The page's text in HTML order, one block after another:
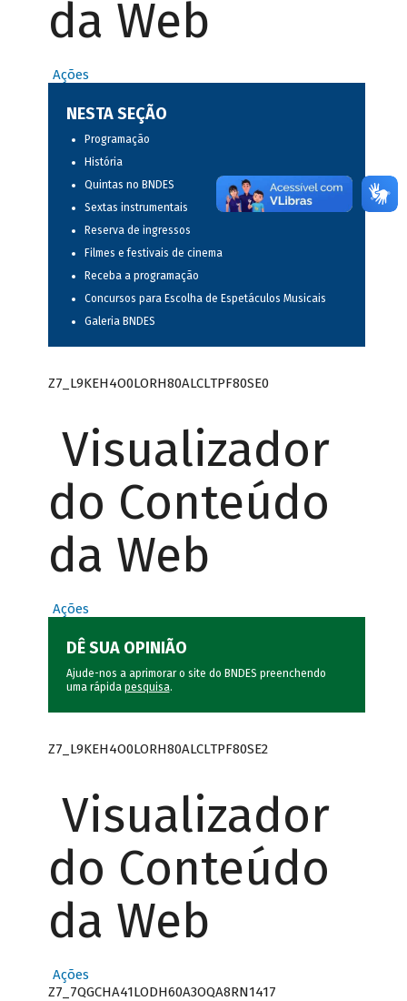
da Web
Ações
NESTA SEÇÃO
Programação
História
Quintas no BNDES
Sextas instrumentais
Reserva de ingressos
Filmes e festivais de cinema
Receba a programação
Concursos para Escolha de Espetáculos Musicais
Galeria BNDES
Z7_L9KEH4O0LORH80ALCLTPF80SE0
Visualizador
do Conteúdo
da Web
Ações
DÊ SUA OPINIÃO
Ajude-nos a aprimorar o site do BNDES preenchendo
uma rápida pesquisa.
Z7_L9KEH4O0LORH80ALCLTPF80SE2
Visualizador
do Conteúdo
da Web
Ações
Z7_7QGCHA41LODH60A3OQA8RN1417